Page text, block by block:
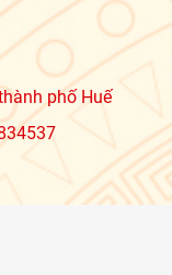
phố Huế